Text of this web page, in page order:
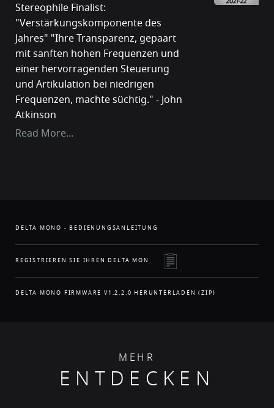
Stereophile Finalist:
"Verstärkungskomponente des
Jahres" "Ihre Transparenz, gepaart
mit sanften hohen Frequenzen und
einer hervorragenden Steuerung
und Artikulation bei niedrigen
Frequenzen, machte süchtig." - John
Atkinson
Read More...
DELTA MONO - BEDIENUNGSANLEITUNG
REGISTRIEREN SIE IHREN DELTA MON
DELTA MONO FIRMWARE V1.2.2.0 HERUNTERLADEN (ZIP)
MEHR
ENTDECKEN